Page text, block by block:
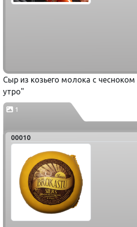
Сыр из козьего молока с
утро"
1
00010